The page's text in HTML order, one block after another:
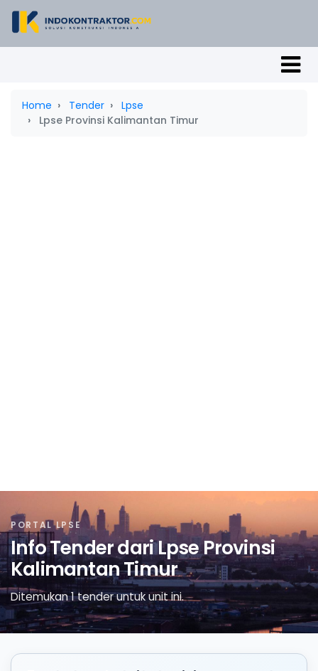
Home Tender
Lpse
Lpse Provinsi Kalimantan Timur
PORTAL LPSE
Info Tender dari Lpse Provinsi
Kalimantan Timur
Ditemukan 1 tender untuk unit ini.